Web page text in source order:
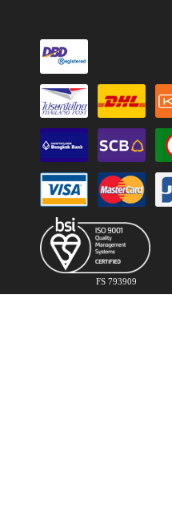
FS 793909